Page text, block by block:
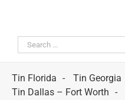
Search
for:
Tin Florida
Tin Georgia
Tin Dallas – Fort Worth